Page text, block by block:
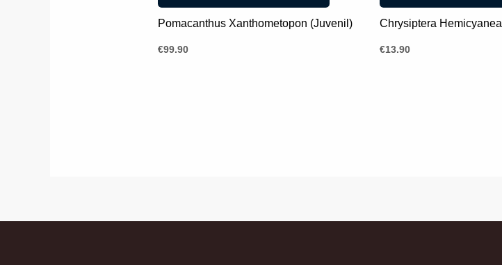
Pomacanthus Xanthometopon (Juvenil)
€99.90
Chrysiptera Hemicyanea
€13.90